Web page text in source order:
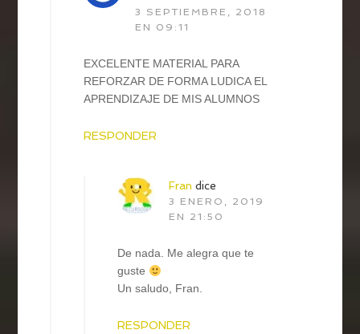
3 SEPTIEMBRE, 2018
EN 09:11
EXCELENTE MATERIAL PARA
REFORZAR DE FORMA LUDICA EL
APRENDIZAJE DE MIS ALUMNOS
RESPONDER
Fran dice
3 ENERO, 2019
EN 21:50
De nada. Me alegra que te
guste
Un saludo, Fran.
RESPONDER